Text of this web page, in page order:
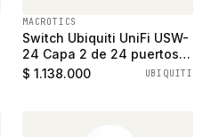
MACROTICS
Switch Ubiquiti UniFi USW-
24 Capa 2 de 24 puertos
ethernet gigabit y 2
$ 1.138.000 UBIQUITI